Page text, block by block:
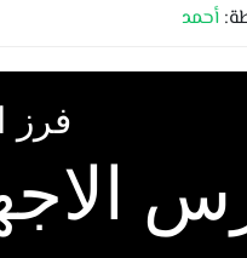
أحمد